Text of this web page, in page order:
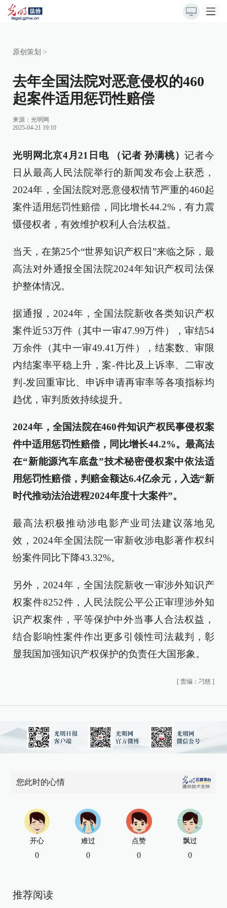
原创策划 >
去年全国法院对恶意侵权的460
起案件适用惩罚性赔偿
来源： 光明网
2025-04-21 19:10
光明网北京4月21日电 （记者 孙满桃）记者今
日从最高人民法院举行的新闻发布会上获悉，
2024年，全国法院对恶意侵权情节严重的460起
案件适用惩罚性赔偿，同比增长44.2%，有力震
慑侵权者，有效维护权利人合法权益。
当天，在第25个“世界知识产权日”来临之际，最
高法对外通报全国法院2024年知识产权司法保
护整体情况。
据通报，2024年，全国法院新收各类知识产权
案件近53万件（其中一审47.99万件），审结54
万余件（其中一审49.41万件），结案数、审限
内结案率平稳上升，案-件比及上诉率、二审改
判-发回重审比、申诉申请再审率等各项指标均
趋优，审判质效持续提升。
2024年，全国法院在460件知识产权民事侵权案
件中适用惩罚性赔偿，同比增长44.2%。最高法
在“新能源汽车底盘”技术秘密侵权案中依法适
用惩罚性赔偿，判赔金额达6.4亿余元，入选“新
时代推动法治进程2024年度十大案件”。
最高法积极推动涉电影产业司法建议落地见
效，2024年全国法院一审新收涉电影著作权纠
纷案件同比下降43.32%。
另外，2024年，全国法院新收一审涉外知识产
权案件8252件，人民法院公平公正审理涉外知
识产权案件，平等保护中外当事人合法权益，
结合影响性案件作出更多引领性司法裁判，彰
显我国加强知识产权保护的负责任大国形象。
[ 责编：刁慈 ]
您此时的心情
开心
0
难过
0
点赞
0
飘过
0
推荐阅读